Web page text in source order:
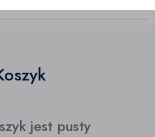
jest pusty